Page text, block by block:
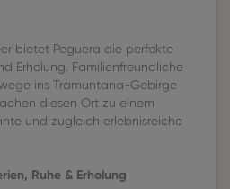
bietet Peguera die perfekte
Erholung. Familienfreundliche
ins Tramuntana-Gebirge
diesen Ort zu einem
und zugleich erlebnisreiche
Ruhe & Erholung